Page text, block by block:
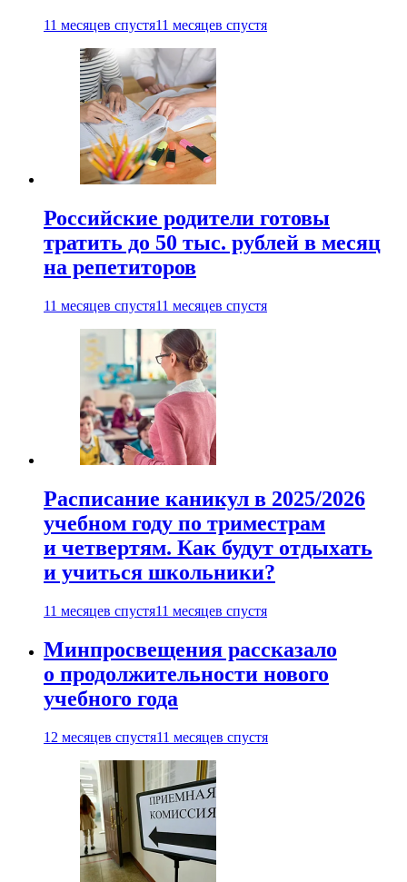
11 месяцев спустя11 месяцев спустя
Российские родители готовы
тратить до 50 тыс. рублей в месяц
на репетиторов
11 месяцев спустя11 месяцев спустя
Расписание каникул в 2025/2026
учебном году по триместрам
и четвертям. Как будут отдыхать
и учиться школьники?
11 месяцев спустя11 месяцев спустя
Минпросвещения рассказало
о продолжительности нового
учебного года
12 месяцев спустя11 месяцев спустя